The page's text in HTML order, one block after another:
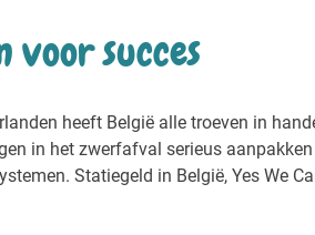
voor succes
heeft België alle troeven in
in het zwerfafval serieus
Statiegeld in België, Yes We